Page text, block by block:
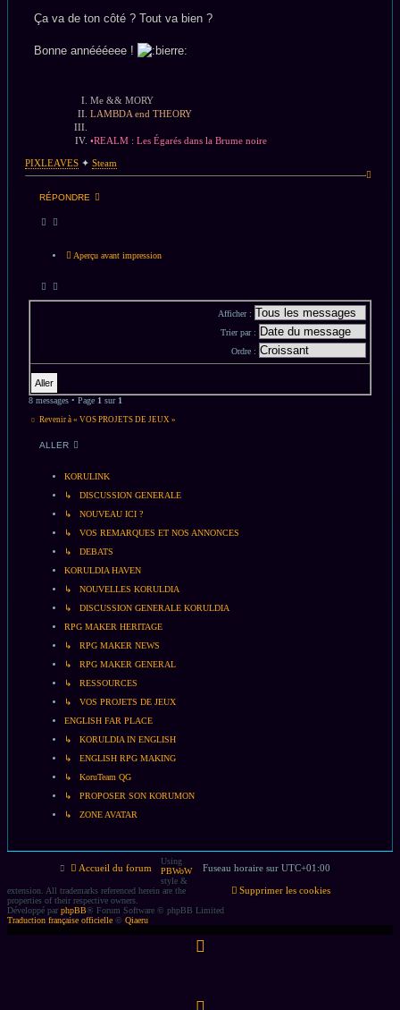
Ça va de ton côté ? Tout va bien ?
Bonne annéééeee !
Me && MORY
LAMBDA end THEORY
•REALM : Les Égarés dans la Brume noire
PIXLEAVES ✦ Steam
RÉPONDRE
Aperçu avant impression
Afficher :
Trier par :
Ordre :
8 messages • Page 1 sur 1
Revenir à « VOS PROJETS DE JEUX »
ALLER
KORULINK
↳ DISCUSSION GENERALE
↳ NOUVEAU ICI ?
↳ VOS REMARQUES ET NOS ANNONCES
↳ DEBATS
KORULDIA HAVEN
↳ NOUVELLES KORULDIA
↳ DISCUSSION GENERALE KORULDIA
RPG MAKER HERITAGE
↳ RPG MAKER NEWS
↳ RPG MAKER GENERAL
↳ RESSOURCES
↳ VOS PROJETS DE JEUX
ENGLISH FAR PLACE
↳ KORULDIA IN ENGLISH
↳ ENGLISH RPG MAKING
↳ KoruTeam QG
↳ PROPOSER SON KORUMON
↳ ZONE AVATAR
Accueil du forum Fuseau horaire sur UTC+01:00
Supprimer les cookies
Using
PBWoW
style &
extension. All trademarks referenced herein are the
properties of their respective owners.
Développé parphpBB® Forum Software © phpBB Limited
Traduction française officielle © Qiaeru